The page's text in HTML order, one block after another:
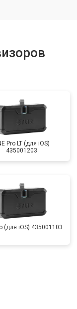
Pro LT (для iOS)
435001203
(для iOS) 435001103